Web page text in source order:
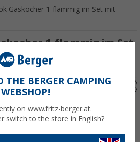
Gaskocher 1-flammig im Set mit
1-flammig im Set
THE BERGER CAMPING
WEBSHOP!
on www.fritz-berger.at.
switch to the store in English?